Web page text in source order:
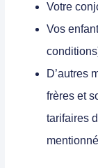
Votre
Vos
D’autres
frères et
tarifaires